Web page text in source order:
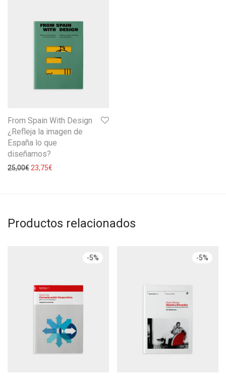
From Spain With Design
¿Refleja la imagen de
España lo que
diseñamos?
25,00€23,75€
Productos relacionados
-5% -5%